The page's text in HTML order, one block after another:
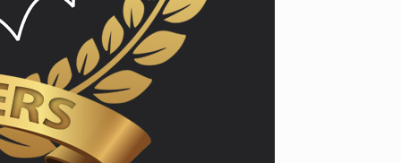
YO! CHUI
あの時のあの写真